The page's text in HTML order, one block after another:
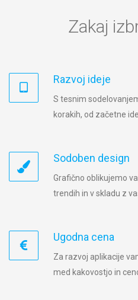
Zakaj
Razvoj ideje
S tesnim
korakih, od začetne
Sodoben design
Grafično oblikujemo
trendih in v skladu z
Ugodna cena
Za razvoj aplikacije
med kakovostjo in